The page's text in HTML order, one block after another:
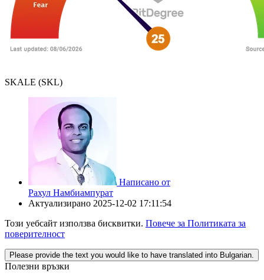
SKALE (SKL)
Написано от
Рахул Намбиампурат
Актуализирано 2025-12-02 17:11:54
Този уебсайт използва бисквитки. Повече за Политиката за
поверителност
Please provide the text you would like to have translated into Bulgarian.
Полезни връзки